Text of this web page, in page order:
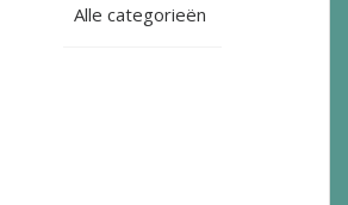
Alle categorieën